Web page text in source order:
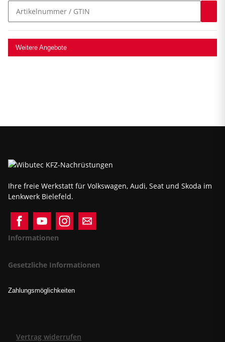
Weitere Angebote
Ihre freie Werkstatt für Volkswagen, Audi, Seat und Skoda im
Lenkwerk Bielefeld.
Informationen
Gesetzliche Informationen
Zahlungsmöglichkeiten
Vertrag widerrufen